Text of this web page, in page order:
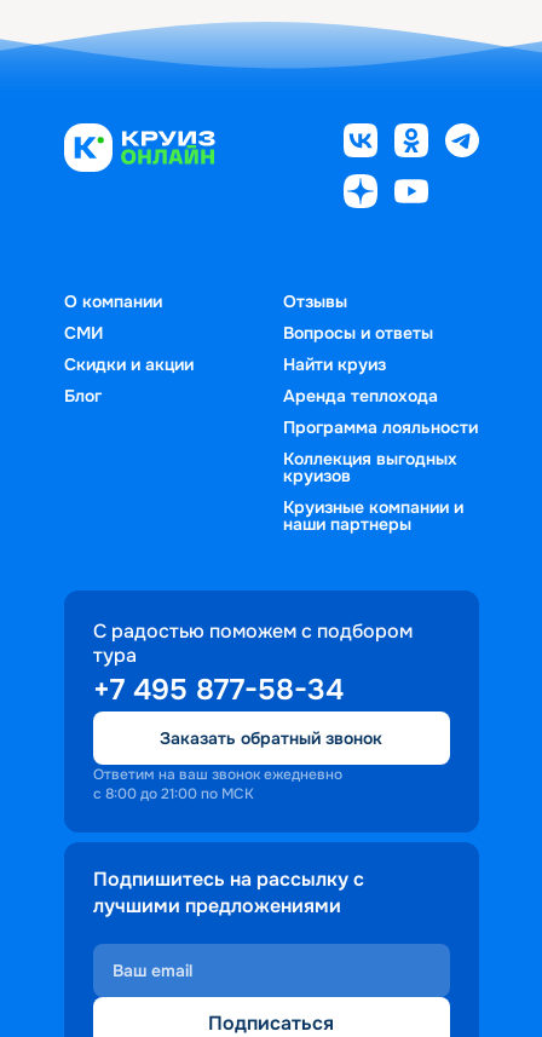
О компании
СМИ
Скидки и акции
Блог
Отзывы
Вопросы и ответы
Найти круиз
Аренда теплохода
Программа лояльности
Коллекция выгодных
круизов
Круизные компании и
наши партнеры
С радостью поможем с подбором
тура
+7 495 877-58-34
Заказать обратный звонок
Ответим на ваш звонок ежедневно
с 8:00 до 21:00 по МСК
Подпишитесь на рассылку с
лучшими предложениями
Подписаться